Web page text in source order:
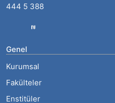
444 5 388
Genel
Kurumsal
Fakülteler
Enstitüler